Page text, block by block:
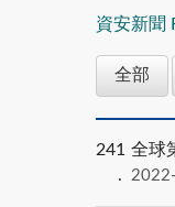
資安新聞
全部
241 全球